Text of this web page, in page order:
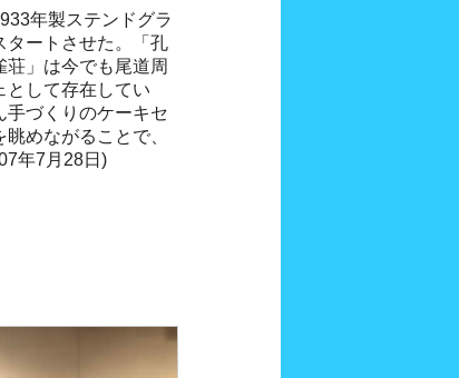
年製ステンドグラ
タートさせた。「孔
」は今でも尾道周
として存在してい
手づくりのケーキセ
めながることで、
年7月28日)